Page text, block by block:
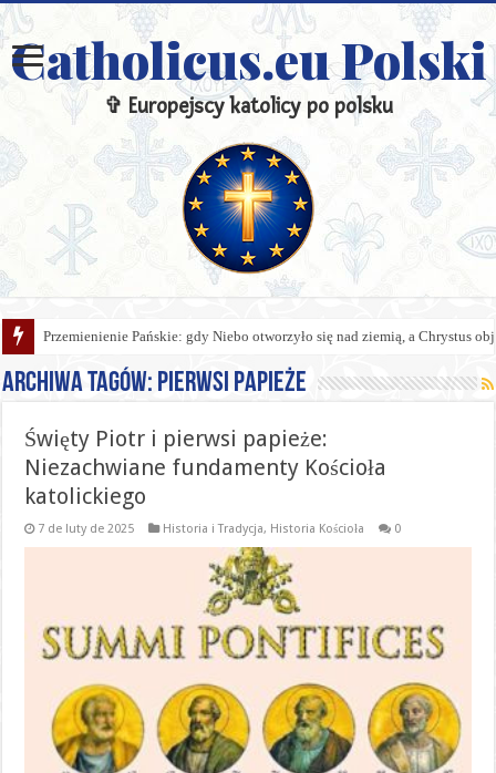
Catholicus.eu Polski
✞ Europejscy katolicy po polsku
Przemienienie Pańskie: gdy Niebo otworzyło się nad ziemią, a Chrystus
Archiwa tagów: pierwsi papieże
Święty Piotr i pierwsi papieże:
Niezachwiane fundamenty Kościoła
katolickiego
7 de luty de 2025 Historia i Tradycja, Historia Kościoła 0